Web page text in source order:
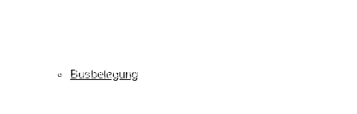
Busbelegung
Kilian Pfaffinger Kindervierschanzentournee